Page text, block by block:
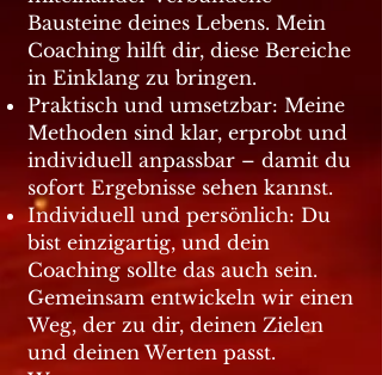
Bausteine deines Lebens. Mein
Coaching hilft dir, diese Bereiche
in Einklang zu bringen.
Praktisch und umsetzbar: Meine
Methoden sind klar, erprobt und
individuell anpassbar – damit du
sofort Ergebnisse sehen kannst.
Individuell und persönlich: Du
bist einzigartig, und dein
Coaching sollte das auch sein.
Gemeinsam entwickeln wir einen
Weg, der zu dir, deinen Zielen
und deinen Werten passt.